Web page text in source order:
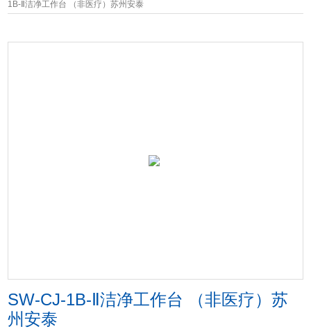
1B-Ⅱ洁净工作台 （非医疗）苏州安泰
SW-CJ-1B-Ⅱ洁净工作台 （非医疗）苏
州安泰